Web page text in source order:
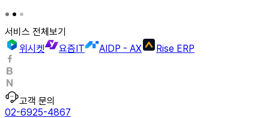
서비스 전체보기
위시켓
요즘IT AIDP - AX Rise ERP
고객 문의
02-6925-4867